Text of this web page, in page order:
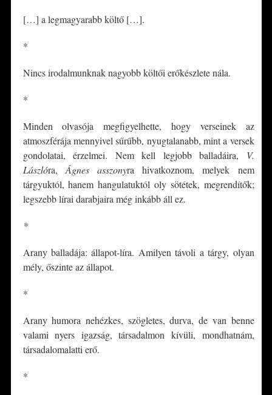
[…] a legmagyarabb költő […].
*
Nincs irodalmunknak nagyobb költői erőkészlete nála.
*
Minden olvasója megfigyelhette, hogy verseinek az
atmoszférája mennyivel sűrűbb, nyugtalanabb, mint a versek
gondolatai, érzelmei. Nem kell legjobb balladáira, V.
Lászlóra, Ágnes asszonyra hivatkoznom, melyek nem
tárgyuktól, hanem hangulatuktól oly sötétek, megrendítők;
legszebb lírai darabjaira még inkább áll ez.
*
Arany balladája: állapot-líra. Amilyen távoli a tárgy, olyan
mély, őszinte az állapot.
*
Arany humora nehézkes, szögletes, durva, de van benne
valami nyers igazság, társadalmon kívüli, mondhatnám,
társadalomalatti erő.
*